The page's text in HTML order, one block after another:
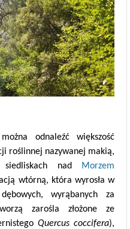
odnaleźć większość
roślinnej nazywanej makią,
siedliskach nad
Morzem
wtórną, która wyrosła w
wyrąbanych za
zarośla złożone ze
Quercus coccifera),